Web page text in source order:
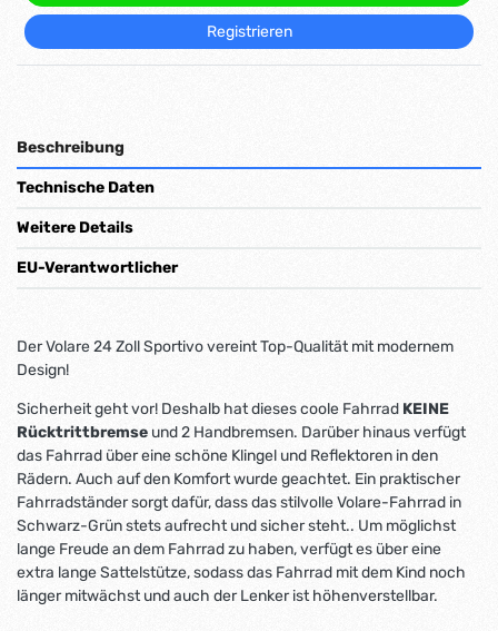
Registrieren
Beschreibung
Technische Daten
Weitere Details
EU-Verantwortlicher
Der Volare 24 Zoll Sportivo vereint Top-Qualität mit modernem
Design!
Sicherheit geht vor! Deshalb hat dieses coole Fahrrad KEINE
Rücktrittbremse und 2 Handbremsen. Darüber hinaus verfügt
das Fahrrad über eine schöne Klingel und Reflektoren in den
Rädern. Auch auf den Komfort wurde geachtet. Ein praktischer
Fahrradständer sorgt dafür, dass das stilvolle Volare-Fahrrad in
Schwarz-Grün stets aufrecht und sicher steht.. Um möglichst
lange Freude an dem Fahrrad zu haben, verfügt es über eine
extra lange Sattelstütze, sodass das Fahrrad mit dem Kind noch
länger mitwächst und auch der Lenker ist höhenverstellbar.